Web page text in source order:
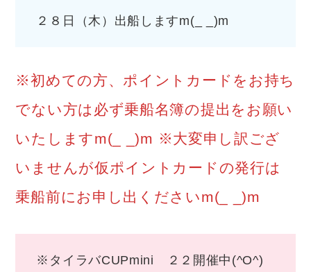
２８日（木）出船しますm(_ _)m
※初めての方、ポイントカードをお持ち
でない方は必ず乗船名簿の提出をお願い
いたしますm(_ _)m ※大変申し訳ござ
いませんが仮ポイントカードの発行は
乗船前にお申し出くださいm(_ _)m
※タイラバCUPmini ２２開催中(^O^)